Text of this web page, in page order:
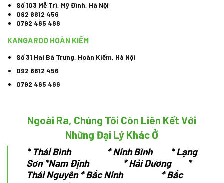
Số 103 Mễ Trì, Mỹ Đình, Hà Nội
092 8812 456
0792 465 466
KANGAROO HOÀN KIẾM
Số 31 Hai Bà Trưng, Hoàn Kiếm, Hà Nội
092 8812 456
0792 465 466
Ngoài Ra, Chúng Tôi Còn Liên Kết Với
Những Đại Lý Khác Ở
*Thái Bình * Ninh Bình * Lạng
Sơn *Nam Định * Hải Dương *
Thái Nguyên * Bắc Ninh * Bắc